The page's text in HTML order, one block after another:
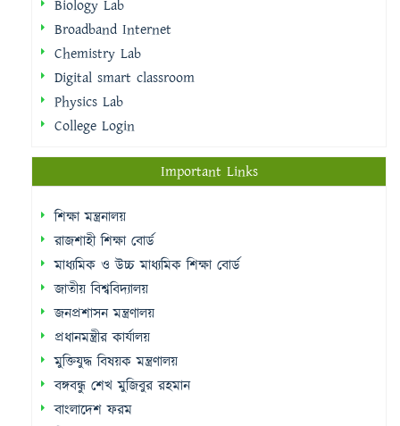
Biology Lab
Broadband Internet
Chemistry Lab
Digital smart classroom
Physics Lab
College Login
Important Links
শিক্ষা মন্ত্রনালয়
রাজশাহী শিক্ষা বোর্ড
মাধ্যমিক ও উচ্চ মাধ্যমিক শিক্ষা বোর্ড
জাতীয় বিশ্ববিদ্যালয়
জনপ্রশাসন মন্ত্রণালয়
প্রধানমন্ত্রীর কার্যালয়
মুক্তিযুদ্ধ বিষয়ক মন্ত্রণালয়
বঙ্গবন্ধু শেখ মুজিবুর রহমান
বাংলাদেশ ফরম